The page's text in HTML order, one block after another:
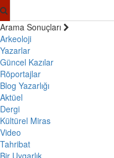
Arama Sonuçları
Arkeoloji
Yazarlar
Güncel Kazılar
Röportajlar
Blog Yazarlığı
Aktüel
Dergi
Kültürel Miras
Video
Tahribat